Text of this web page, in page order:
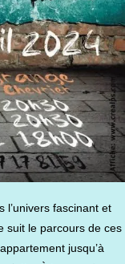
l’univers fascinant et
suit le parcours de ces
jusqu’à